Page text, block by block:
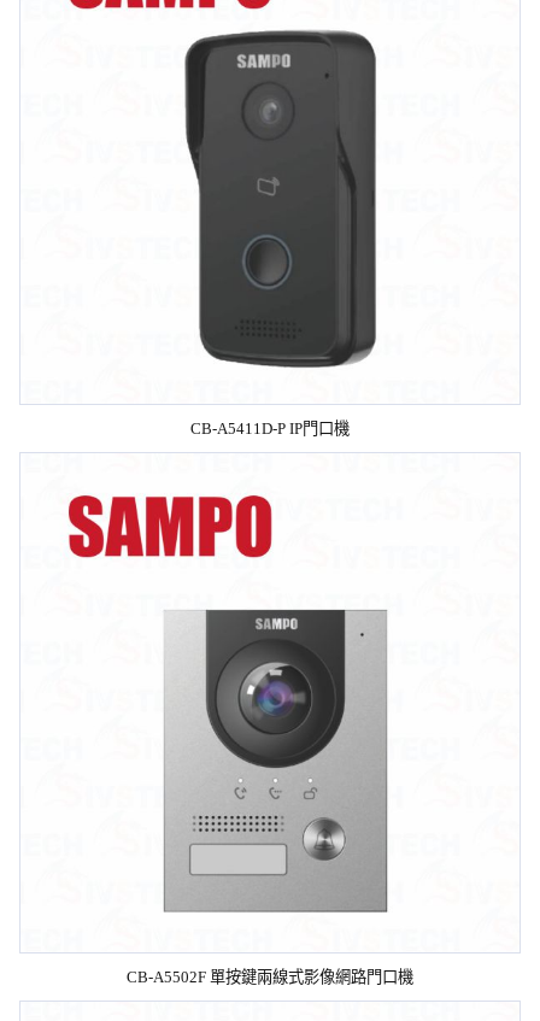
CB-A5411D-P IP門口機
CB-A5502F 單按鍵兩線式影像網路門口機